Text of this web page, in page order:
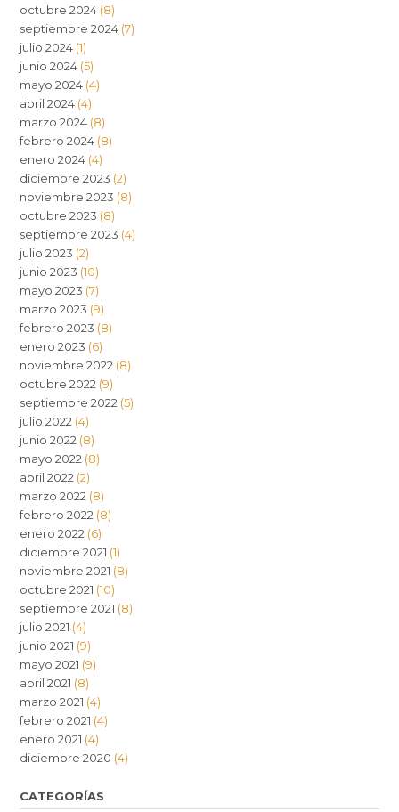
octubre 2024 (8)
septiembre 2024 (7)
julio 2024 (1)
junio 2024 (5)
mayo 2024 (4)
abril 2024 (4)
marzo 2024 (8)
febrero 2024 (8)
enero 2024 (4)
diciembre 2023 (2)
noviembre 2023 (8)
octubre 2023 (8)
septiembre 2023 (4)
julio 2023 (2)
junio 2023 (10)
mayo 2023 (7)
marzo 2023 (9)
febrero 2023 (8)
enero 2023 (6)
noviembre 2022 (8)
octubre 2022 (9)
septiembre 2022 (5)
julio 2022 (4)
junio 2022 (8)
mayo 2022 (8)
abril 2022 (2)
marzo 2022 (8)
febrero 2022 (8)
enero 2022 (6)
diciembre 2021 (1)
noviembre 2021 (8)
octubre 2021 (10)
septiembre 2021 (8)
julio 2021 (4)
junio 2021 (9)
mayo 2021 (9)
abril 2021 (8)
marzo 2021 (4)
febrero 2021 (4)
enero 2021 (4)
diciembre 2020 (4)
CATEGORÍAS